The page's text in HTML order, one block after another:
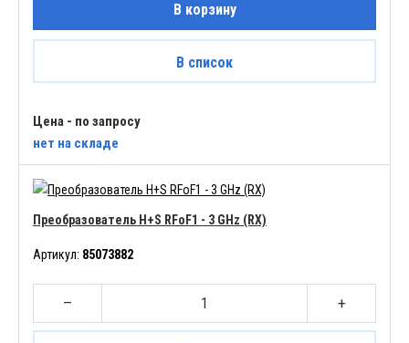
В корзину
В список
Цена - по запросу
нет на складе
Преобразователь H+S RFoF1 - 3 GHz (RX)
Артикул: 85073882
– +